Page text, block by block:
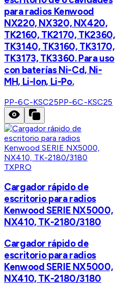
para radios Kenwood
NX220, NX320, NX420,
TK2160, TK2170, TK2360,
TK3140, TK3160, TK3170,
TK3173, TK3360. Para uso
con baterías Ni-Cd, Ni-
MH, Li-Ion, Li-Po.
PP-6C-KSC25PP-6C-KSC25
TXPRO
Cargador rápido de
escritorio para radios
Kenwood SERIE NX5000,
NX410, TK-2180/3180
Cargador rápido de
escritorio para radios
Kenwood SERIE NX5000,
NX410, TK-2180/3180